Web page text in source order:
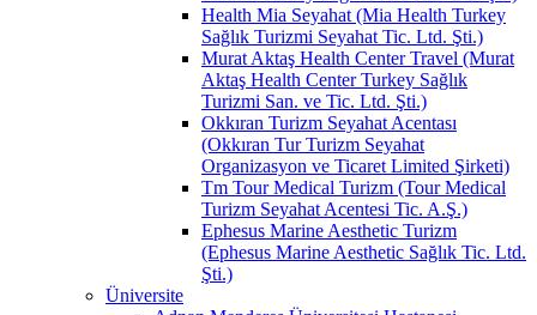
Health Mia Seyahat (Mia Health Turkey
Sağlık Turizmi Seyahat Tic. Ltd. Şti.)
Murat Aktaş Health Center Travel (Murat
Aktaş Health Center Turkey Sağlık
Turizmi San. ve Tic. Ltd. Şti.)
Okkıran Turizm Seyahat Acentası
(Okkıran Tur Turizm Seyahat
Organizasyon ve Ticaret Limited Şirketi)
Tm Tour Medical Turizm (Tour Medical
Turizm Seyahat Acentesi Tic. A.Ş.)
Ephesus Marine Aesthetic Turizm
(Ephesus Marine Aesthetic Sağlık Tic. Ltd.
Şti.)
Üniversite